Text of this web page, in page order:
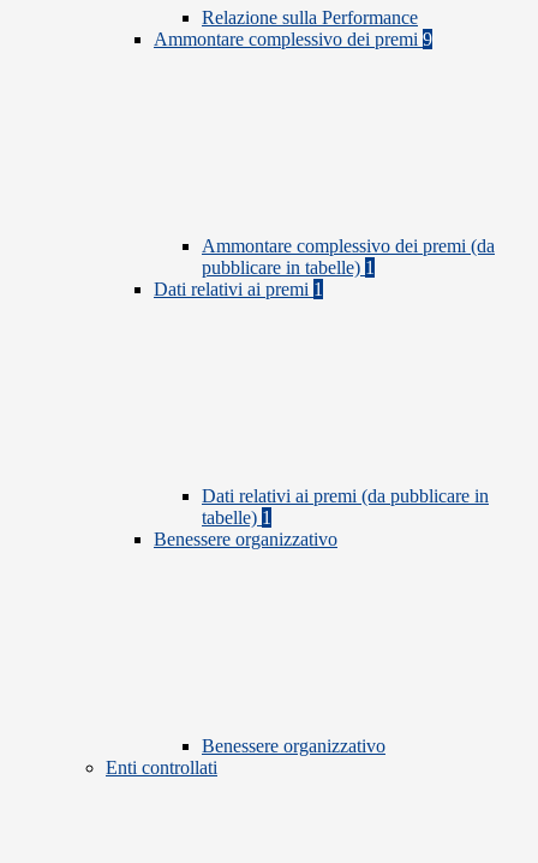
Relazione sulla Performance
Ammontare complessivo dei premi 9
Ammontare complessivo dei premi (da
pubblicare in tabelle) 1
Dati relativi ai premi 1
Dati relativi ai premi (da pubblicare in
tabelle) 1
Benessere organizzativo
Benessere organizzativo
Enti controllati